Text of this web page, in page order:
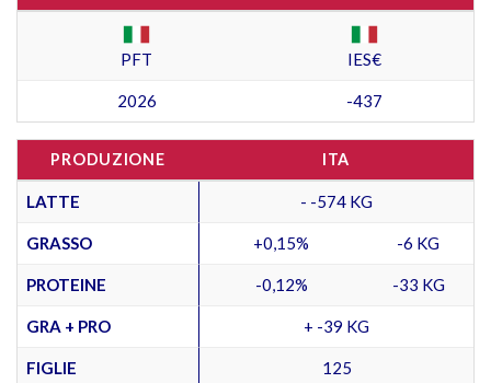
PFT IES€
2026 -437
PRODUZIONE ITA
LATTE - -574 KG
GRASSO +0,15% -6 KG
PROTEINE -0,12% -33 KG
GRA + PRO + -39 KG
FIGLIE 125